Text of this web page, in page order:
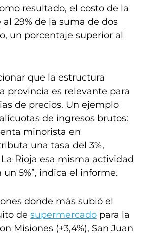
resultado, el costo de la
29% de la suma de dos
un porcentaje superior al
que la estructura
provincia es relevante para
de precios. Un ejemplo
de ingresos brutos:
minorista en
una tasa del 3%,
Rioja esa misma actividad
5%”, indica el informe.
donde más subió el
de supermercado para la
Misiones (+3,4%), San Juan